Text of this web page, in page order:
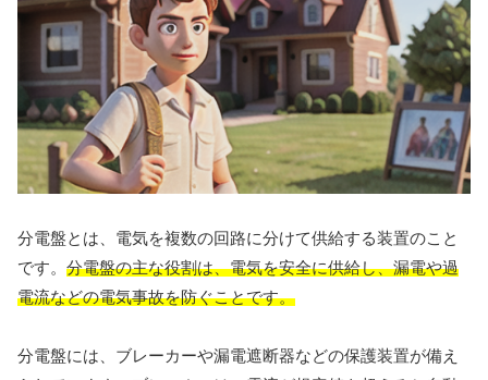
分電盤とは、電気を複数の回路に分けて供給する装置のこと
です。 分電盤の主な役割は、電気を安全に供給し、漏電や過
電流などの電気事故を防ぐことです。
分電盤には、ブレーカーや漏電遮断器などの保護装置が備え